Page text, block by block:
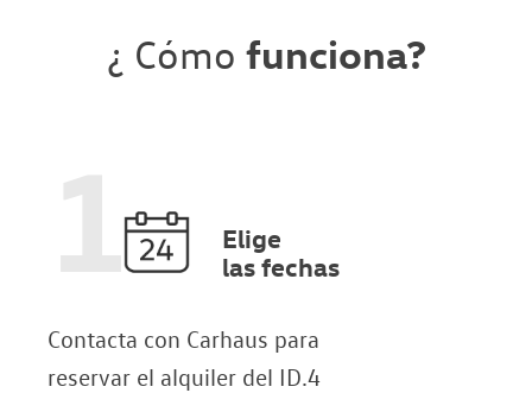
¿ Cómo funciona?
1
Elige
las fechas
Contacta con Carhaus para
reservar el alquiler del ID.4